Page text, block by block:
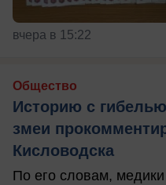
вчера в 15:22
Общество
Историю с
змеи
Кисловодска
По его словам,